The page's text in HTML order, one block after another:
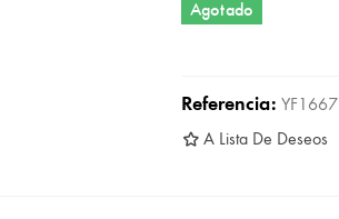
Agotado
Referencia: YF1667
A Lista De Deseos